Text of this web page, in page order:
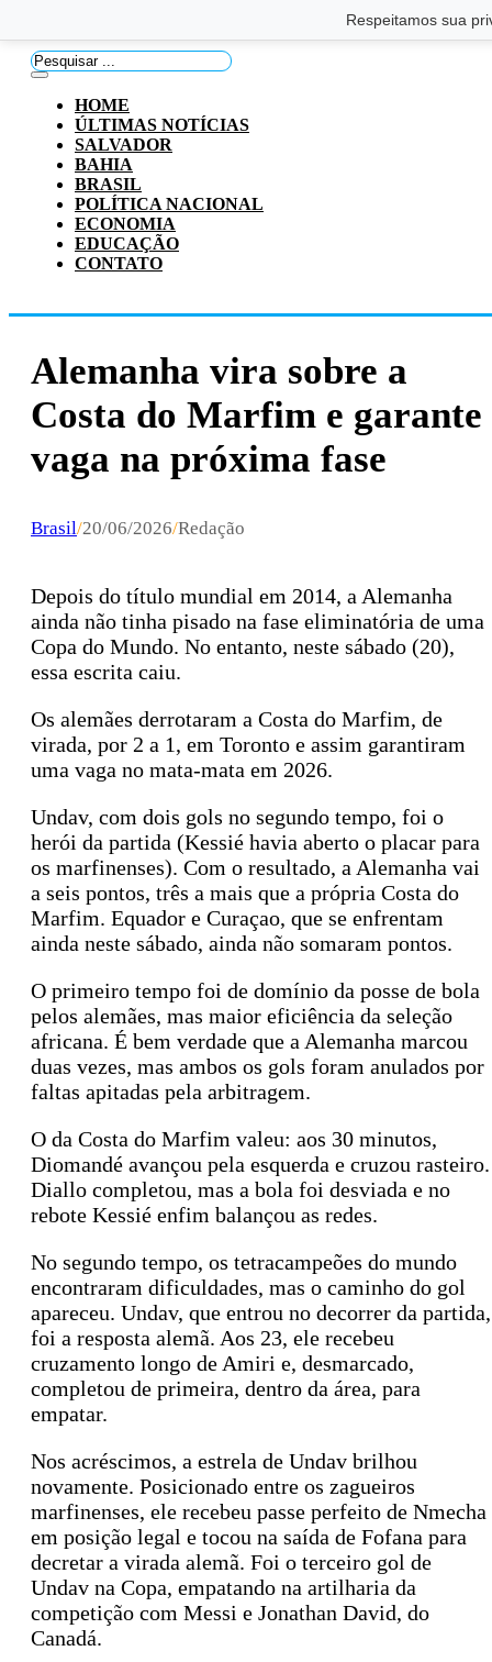
Respeitamos sua
Pesquisar
...
HOME
ÚLTIMAS NOTÍCIAS
SALVADOR
BAHIA
BRASIL
POLÍTICA NACIONAL
ECONOMIA
EDUCAÇÃO
CONTATO
Alemanha vira sobre a
Costa do Marfim e garante
vaga na próxima fase
Brasil/20/06/2026/Redação
Depois do título mundial em 2014, a Alemanha
ainda não tinha pisado na fase eliminatória de uma
Copa do Mundo. No entanto, neste sábado (20),
essa escrita caiu.
Os alemães derrotaram a Costa do Marfim, de
virada, por 2 a 1, em Toronto e assim garantiram
uma vaga no mata-mata em 2026.
Undav, com dois gols no segundo tempo, foi o
herói da partida (Kessié havia aberto o placar para
os marfinenses). Com o resultado, a Alemanha vai
a seis pontos, três a mais que a própria Costa do
Marfim. Equador e Curaçao, que se enfrentam
ainda neste sábado, ainda não somaram pontos.
O primeiro tempo foi de domínio da posse de bola
pelos alemães, mas maior eficiência da seleção
africana. É bem verdade que a Alemanha marcou
duas vezes, mas ambos os gols foram anulados por
faltas apitadas pela arbitragem.
O da Costa do Marfim valeu: aos 30 minutos,
Diomandé avançou pela esquerda e cruzou rasteiro.
Diallo completou, mas a bola foi desviada e no
rebote Kessié enfim balançou as redes.
No segundo tempo, os tetracampeões do mundo
encontraram dificuldades, mas o caminho do gol
apareceu. Undav, que entrou no decorrer da partida,
foi a resposta alemã. Aos 23, ele recebeu
cruzamento longo de Amiri e, desmarcado,
completou de primeira, dentro da área, para
empatar.
Nos acréscimos, a estrela de Undav brilhou
novamente. Posicionado entre os zagueiros
marfinenses, ele recebeu passe perfeito de Nmecha
em posição legal e tocou na saída de Fofana para
decretar a virada alemã. Foi o terceiro gol de
Undav na Copa, empatando na artilharia da
competição com Messi e Jonathan David, do
Canadá.